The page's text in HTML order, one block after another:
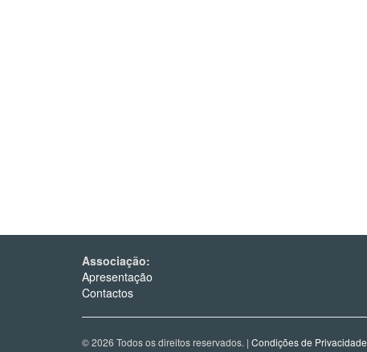
Associação:
Apresentação
Contactos
© 2026 Todos os direitos reservados. | Condições de Privacidade